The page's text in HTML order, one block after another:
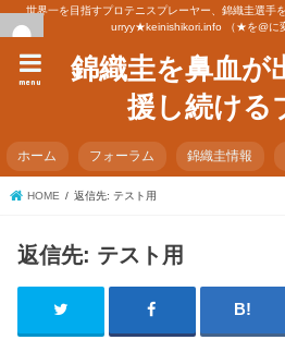
世界一を目指すプロテニスプレーヤー、錦織圭選手
urryy★keinishikori.info （★を@に
錦織圭を鼻血が
援し続ける
menu
ホーム フォーラム 錦織圭情報
HOME 返信先: テスト用
返信先: テスト用